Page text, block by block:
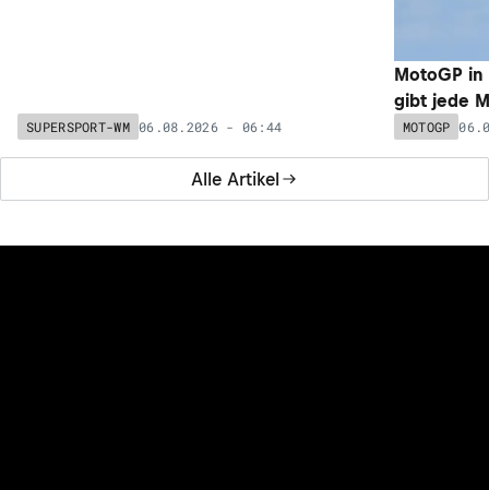
Alle Artikel
SUPERSPORT-WM 06.08.2026 - 06:44
MotoGP
gibt jede
MOTOGP